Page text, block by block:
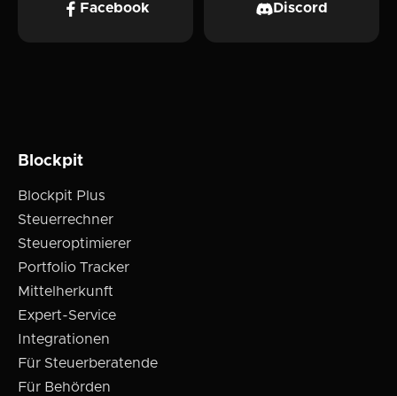
Facebook Discord
Blockpit
Blockpit Plus
Steuerrechner
Steueroptimierer
Portfolio Tracker
Mittelherkunft
Expert-Service
Integrationen
Für Steuerberatende
Für Behörden